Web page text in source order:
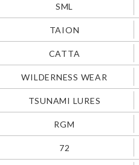
SML
TAION
CATTA
WILDERNESS WEAR
TSUNAMI LURES
RGM
72